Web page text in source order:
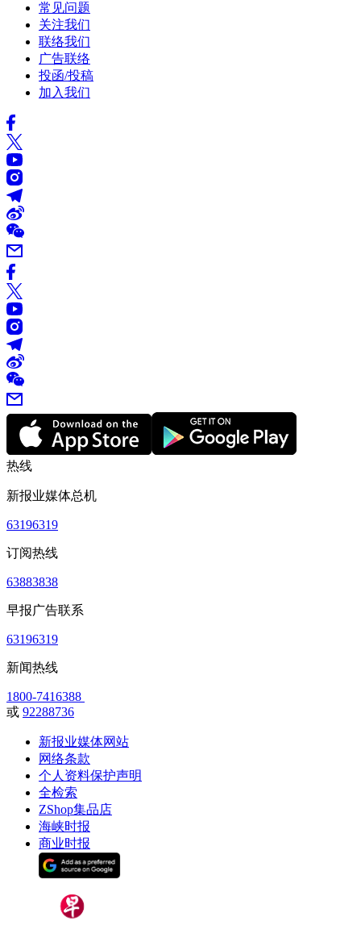
常见问题
关注我们
联络我们
广告联络
投函/投稿
加入我们
热线
新报业媒体总机
63196319
订阅热线
63883838
早报广告联系
63196319
新闻热线
1800-7416388
或 92288736
新报业媒体网站
网络条款
个人资料保护声明
全检索
ZShop集品店
海峡时报
商业时报